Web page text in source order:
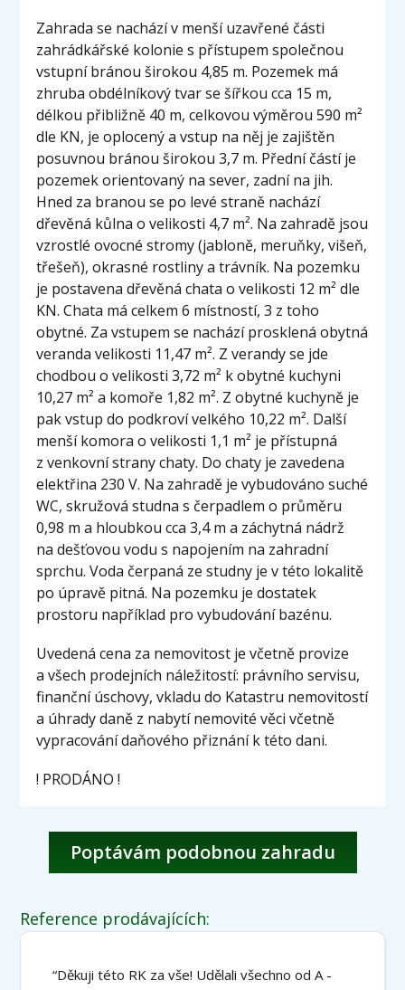
Zahrada se nachází v menší uzavřené části
zahrádkářské kolonie s přístupem společnou
vstupní bránou širokou 4,85 m. Pozemek má
zhruba obdélníkový tvar se šířkou cca 15 m,
délkou přibližně 40 m, celkovou výměrou 590 m²
dle KN, je oplocený a vstup na něj je zajištěn
posuvnou bránou širokou 3,7 m. Přední částí je
pozemek orientovaný na sever, zadní na jih.
Hned za branou se po levé straně nachází
dřevěná kůlna o velikosti 4,7 m². Na zahradě jsou
vzrostlé ovocné stromy (jabloně, meruňky, višeň,
třešeň), okrasné rostliny a trávník. Na pozemku
je postavena dřevěná chata o velikosti 12 m² dle
KN. Chata má celkem 6 místností, 3 z toho
obytné. Za vstupem se nachází prosklená obytná
veranda velikosti 11,47 m². Z verandy se jde
chodbou o velikosti 3,72 m² k obytné kuchyni
10,27 m² a komoře 1,82 m². Z obytné kuchyně je
pak vstup do podkroví velkého 10,22 m². Další
menší komora o velikosti 1,1 m² je přístupná
z venkovní strany chaty. Do chaty je zavedena
elektřina 230 V. Na zahradě je vybudováno suché
WC, skružová studna s čerpadlem o průměru
0,98 m a hloubkou cca 3,4 m a záchytná nádrž
na dešťovou vodu s napojením na zahradní
sprchu. Voda čerpaná ze studny je v této lokalitě
po úpravě pitná. Na pozemku je dostatek
prostoru například pro vybudování bazénu.
Uvedená cena za nemovitost je včetně provize
a všech prodejních náležitostí: právního servisu,
finanční úschovy, vkladu do Katastru nemovitostí
a úhrady daně z nabytí nemovité věci včetně
vypracování daňového přiznání k této dani.
! PRODÁNO !
Poptávám podobnou zahradu
Reference prodávajících:
“Děkuji této RK za vše! Udělali všechno od A -